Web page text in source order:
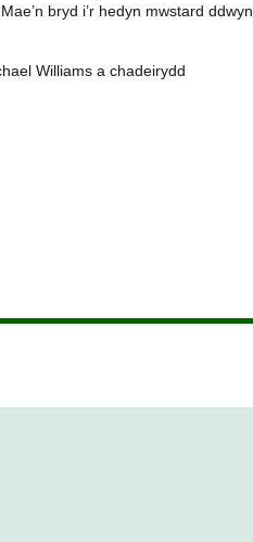
bryd i’r hedyn mwstard ddwyn
Williams a chadeirydd